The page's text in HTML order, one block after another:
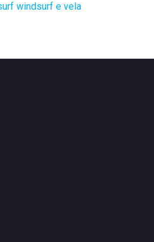
windsurf e vela